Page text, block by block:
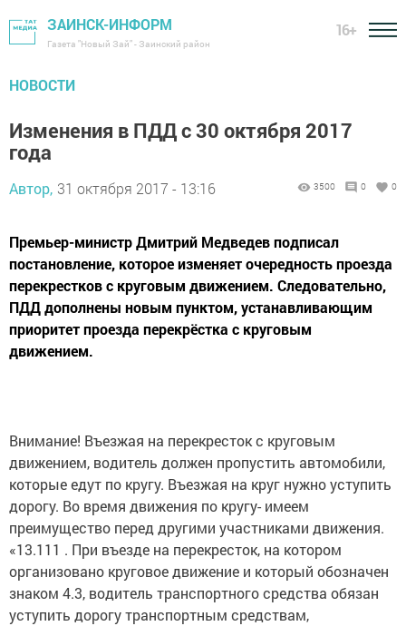
ЗАИНСК-ИНФОРМ
Газета "Новый Зай" - Заинский район
16+
НОВОСТИ
Изменения в ПДД с 30 октября 2017
года
Автор, 31 октября 2017 - 13:16 3500 0 0
Премьер-министр Дмитрий Медведев подписал
постановление, которое изменяет очередность проезда
перекрестков с круговым движением. Следовательно,
ПДД дополнены новым пунктом, устанавливающим
приоритет проезда перекрёстка с круговым
движением.
Внимание! Въезжая на перекресток с круговым
движением, водитель должен пропустить автомобили,
которые едут по кругу. Въезжая на круг нужно уступить
дорогу. Во время движения по кругу- имеем
преимущество перед другими участниками движения.
«13.111 . При въезде на перекресток, на котором
организовано круговое движение и который обозначен
знаком 4.3, водитель транспортного средства обязан
уступить дорогу транспортным средствам,